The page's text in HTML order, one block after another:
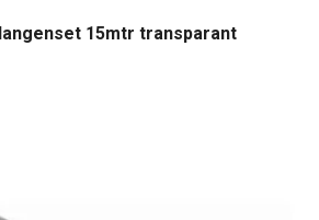
15mtr transparant